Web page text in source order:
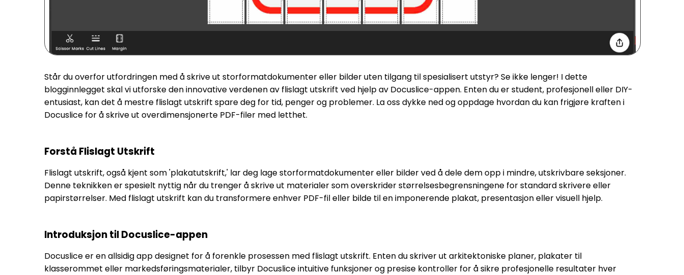
Står du overfor utfordringen med å skrive ut storformatdokumenter eller bilder uten tilgang til spesialisert utstyr? Se ikke lenger! I dette
blogginnlegget skal vi utforske den innovative verdenen av flislagt utskrift ved hjelp av Docuslice-appen. Enten du er student, profesjonell eller DIY-
entusiast, kan det å mestre flislagt utskrift spare deg for tid, penger og problemer. La oss dykke ned og oppdage hvordan du kan frigjøre kraften i
Docuslice for å skrive ut overdimensjonerte PDF-filer med letthet.
Forstå Flislagt Utskrift
Flislagt utskrift, også kjent som 'plakatutskrift,' lar deg lage storformatdokumenter eller bilder ved å dele dem opp i mindre, utskrivbare seksjoner.
Denne teknikken er spesielt nyttig når du trenger å skrive ut materialer som overskrider størrelsesbegrensningene for standard skrivere eller
papirstørrelser. Med flislagt utskrift kan du transformere enhver PDF-fil eller bilde til en imponerende plakat, presentasjon eller visuell hjelp.
Introduksjon til Docuslice-appen
Docuslice er en allsidig app designet for å forenkle prosessen med flislagt utskrift. Enten du skriver ut arkitektoniske planer, plakater til
klasserommet eller markedsføringsmaterialer, tilbyr Docuslice intuitive funksjoner og presise kontroller for å sikre profesjonelle resultater hver